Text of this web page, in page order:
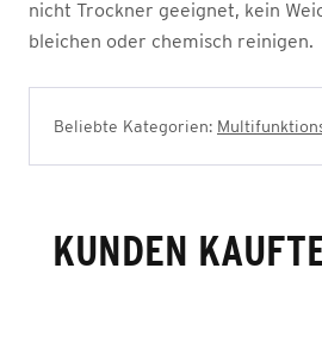
nicht Trockner geeignet, kein
bleichen oder chemisch reinigen.
Beliebte Kategorien:
KUNDEN